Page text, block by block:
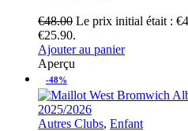
€48.00 Le prix initial était :
€25.90.
Ajouter au panier
Aperçu
-48%
Autres Clubs, Enfant